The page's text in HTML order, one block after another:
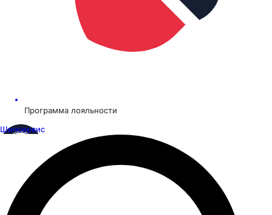
Программа лояльности
Шинсервис